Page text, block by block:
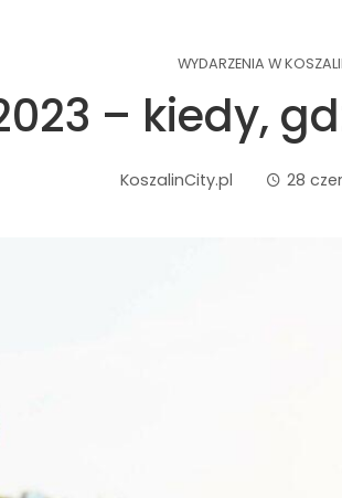
WYDARZENIA W
– kiedy,
KoszalinCity.pl 28